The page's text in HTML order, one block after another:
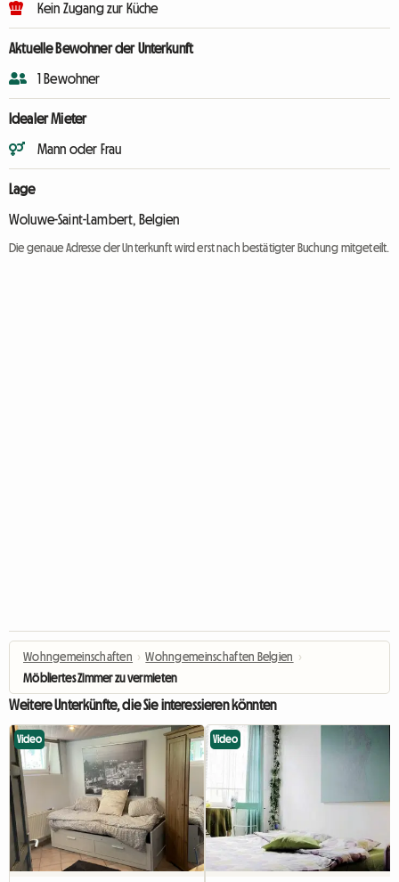
Kein Zugang zur Küche
Aktuelle Bewohner der Unterkunft
1 Bewohner
Idealer Mieter
Mann oder Frau
Lage
Woluwe-Saint-Lambert, Belgien
Die genaue Adresse der Unterkunft wird erst nach bestätigter Buchung mitgeteilt.
Wohngemeinschaften › Wohngemeinschaften Belgien ›
Möbliertes Zimmer zu vermieten
Weitere Unterkünfte, die Sie interessieren könnten
Video Video